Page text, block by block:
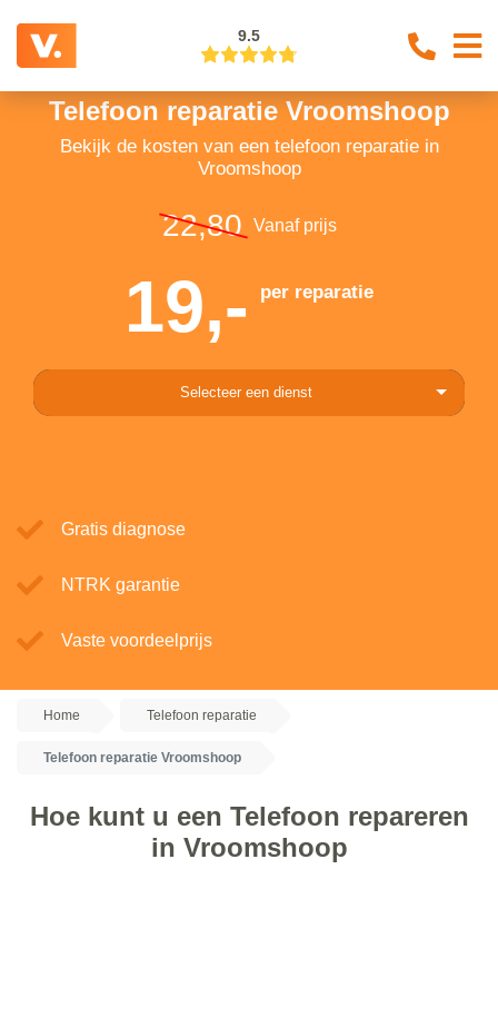
9.5
Telefoon reparatie Vroomshoop
Bekijk de kosten van een telefoon reparatie in
Vroomshoop
22,80 Vanaf prijs
19,- per reparatie
Selecteer een dienst
Gratis diagnose
NTRK garantie
Vaste voordeelprijs
Home Telefoon reparatie
Telefoon reparatie Vroomshoop
Hoe kunt u een Telefoon repareren
in Vroomshoop